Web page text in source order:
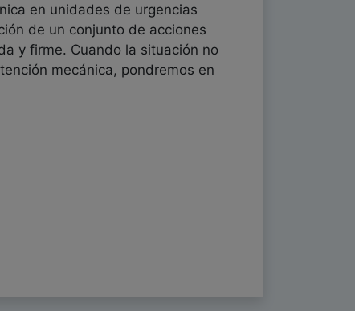
en unidades de urgencias
de un conjunto de acciones
y firme. Cuando la situación no
mecánica, pondremos en